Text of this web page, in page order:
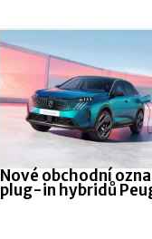
Nové obchodní
plug-in hybridů